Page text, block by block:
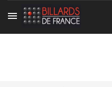
